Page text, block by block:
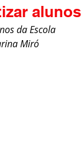
alunos
da Escola
Miró